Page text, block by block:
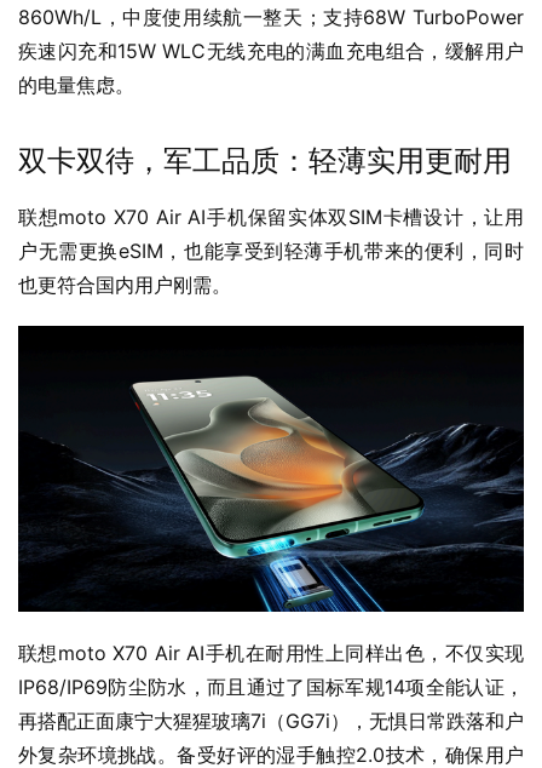
860Wh/L，中度使用续航一整天；支持68W TurboPower
疾速闪充和15W WLC无线充电的满血充电组合，缓解用户
的电量焦虑。
双卡双待，军工品质：轻薄实用更耐用
联想moto X70 Air AI手机保留实体双SIM卡槽设计，让用
户无需更换eSIM，也能享受到轻薄手机带来的便利，同时
也更符合国内用户刚需。
联想moto X70 Air AI手机在耐用性上同样出色，不仅实现
IP68/IP69防尘防水，而且通过了国标军规14项全能认证，
再搭配正面康宁大猩猩玻璃7i（GG7i），无惧日常跌落和户
外复杂环境挑战。备受好评的湿手触控2.0技术，确保用户